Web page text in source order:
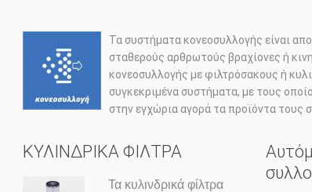
Τα συστήματα κονεοσυλλογής είναι
σταθερούς αρθρωτούς βραχίονες ή
κονεοσυλλογής με φιλτρόσακους ή
συγκεκριμένα συστήματα, με τους
στην εγχώρια αγορά τα προϊόντα τους
ΚΥΛΙΝΔΡΙΚΑ ΦΙΛΤΡΑ
Τα κυλινδρικά φίλτρα